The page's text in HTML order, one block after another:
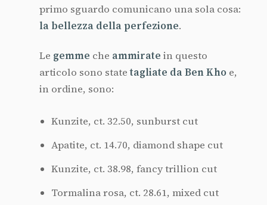
primo sguardo comunicano una sola cosa:
la bellezza della perfezione.
Le gemme che ammirate in questo
articolo sono statetagliate da Ben Khoe,
in ordine, sono:
Kunzite, ct. 32.50, sunburst cut
Apatite, ct. 14.70, diamond shape cut
Kunzite, ct. 38.98, fancy trillion cut
Tormalina rosa, ct. 28.61, mixed cut